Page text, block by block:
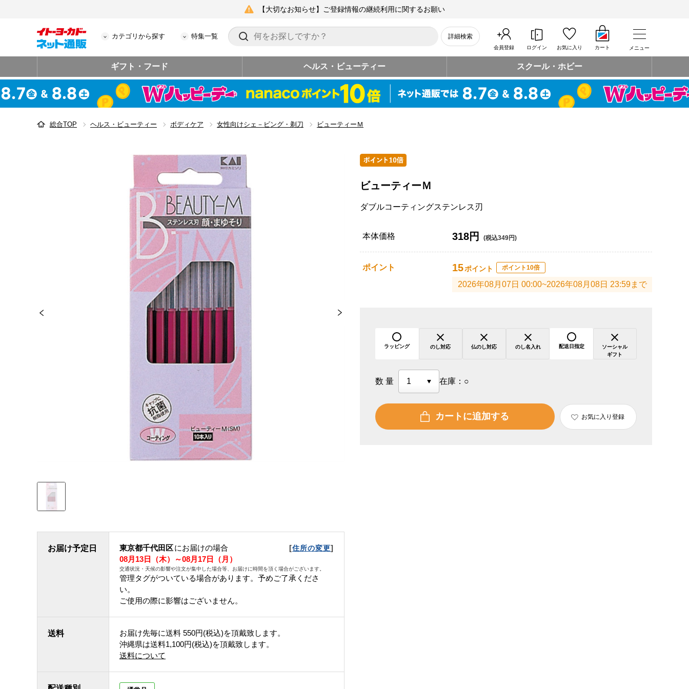
【大切なお知らせ】ご登録情報の継続利用に関するお願い
カテゴリから探す 特集一覧 詳細検索
会員登録 ログイン お気に入り カート メニュー
ギフト・フード ヘルス・ビューティー スクール・ホビー
総合TOP ヘルス・ビューティー ボディケア 女性向けシェ－ビング・剃刀 ビューティーＭ
お届け予定日 東京都千代田区にお届けの場合 [住所の変更]
08月13日（木）～08月17日（月）
交通状況・天候の影響や注文が集中した場合等、お届けに時間を頂く場合がございます。
管理タグがついている場合があります。予めご了承くださ
い。
ご使用の際に影響はございません。
送料 お届け先毎に送料 550円(税込)を頂戴致します。
沖縄県は送料1,100円(税込)を頂戴致します。
送料について
ビューティーＭ
ダブルコーティングステンレス刃
本体価格 318円 (税込349円)
ポイント 15ポイント ポイント10倍
2026年08月07日 00:00~2026年08月08日 23:59まで
ラッピング のし対応 仏のし対応 のし名入れ 配送日指定
ソーシャル
ギフト
数量 在庫： ○
カートに追加する お気に入り登録